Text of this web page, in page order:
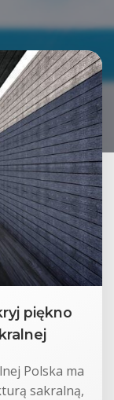
piękno
Polska ma
sakralną,